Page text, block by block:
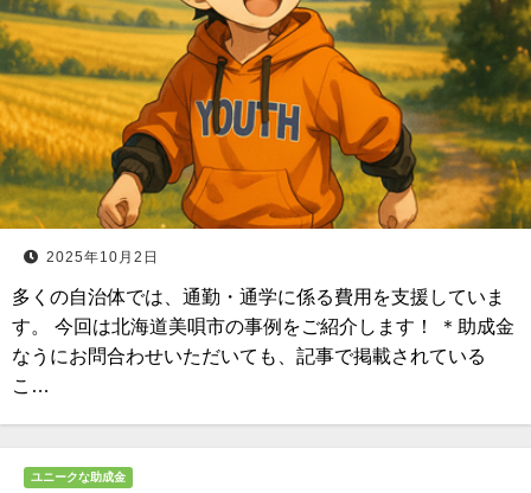
2025年10月2日
多くの自治体では、通勤・通学に係る費用を支援していま
す。 今回は北海道美唄市の事例をご紹介します！ ＊助成金
なうにお問合わせいただいても、記事で掲載されている
こ…
ユニークな助成金